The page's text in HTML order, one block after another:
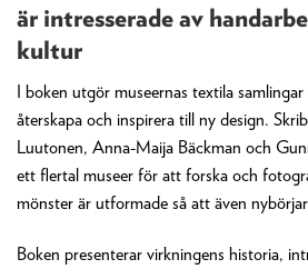
är intresserade av
kultur
I boken utgör museernas textila
återskapa och inspirera till ny design.
Luutonen, Anna-Maija Bäckman och
ett flertal museer för att forska och
mönster är utformade så att även
Boken presenterar virkningens historia,